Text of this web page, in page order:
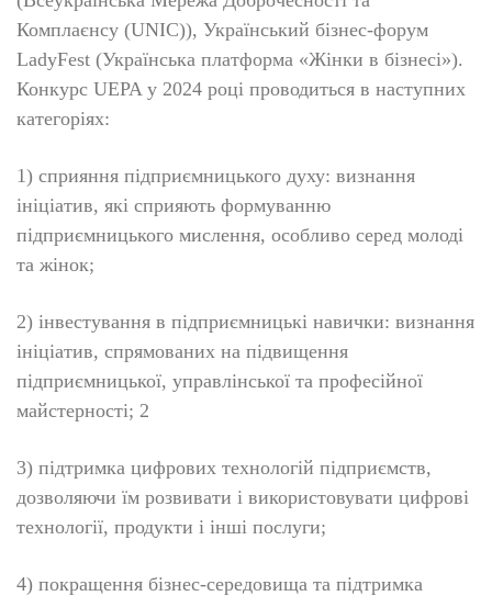
Комплаєнсу (UNIC)), Український бізнес-форум
LadyFest (Українська платформа «Жінки в бізнесі»).
Конкурс UEPA у 2024 році проводиться в наступних
категоріях:
1) сприяння підприємницького духу: визнання
ініціатив, які сприяють формуванню
підприємницького мислення, особливо серед молоді
та жінок;
2) інвестування в підприємницькі навички: визнання
ініціатив, спрямованих на підвищення
підприємницької, управлінської та професійної
майстерності; 2
3) підтримка цифрових технологій підприємств,
дозволяючи їм розвивати і використовувати цифрові
технології, продукти і інші послуги;
4) покращення бізнес-середовища та підтримка